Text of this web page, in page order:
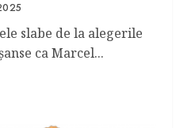
slabe de la alegerile
ca Marcel...